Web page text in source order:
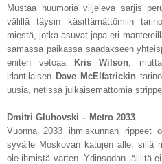
Mustaa huumoria viljelevä sarjis
välillä täysin käsittämättömiin
miestä, jotka asuvat jopa eri
samassa paikassa saadakseen
eniten vetoaa Kris Wilson ,
irlantilaisen Dave McElfatrickin
uusia, netissä julkaisemattomia
Dmitri Gluhovski – Metro 2033
Vuonna 2033 ihmiskunnan rippeet
syvälle Moskovan katujen alle, sillä
ole ihmistä varten. Ydinsodan jäljiltä